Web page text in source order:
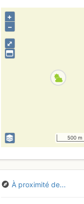
⤢
+
–
500 m
À proximité de...